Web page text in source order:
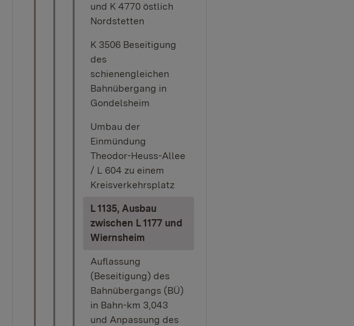
und K 4770 östlich
Nordstetten
K 3506 Beseitigung
des
schienengleichen
Bahnübergang in
Gondelsheim
Umbau der
Einmündung
Theodor-Heuss-Allee
/ L 604 zu einem
Kreisverkehrsplatz
L 1135, Ausbau
zwischen L 1177 und
Wiernsheim
Auflassung
(Beseitigung) des
Bahnübergangs (BÜ)
in Bahn-km 3,043
und Anpassung des